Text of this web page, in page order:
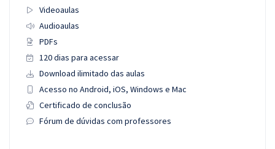
Videoaulas
Audioaulas
PDFs
120 dias para acessar
Download ilimitado das aulas
Acesso no Android, iOS, Windows e Mac
Certificado de conclusão
Fórum de dúvidas com professores